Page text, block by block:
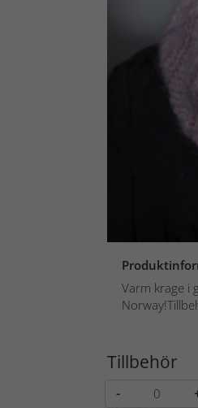
Varm krage i
Tillbehör
-